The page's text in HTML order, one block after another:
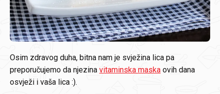
Osim zdravog duha, bitna nam je svježina lica pa
preporučujemo da njezina vitaminska maska ovih dana
osvježi i vaša lica :).